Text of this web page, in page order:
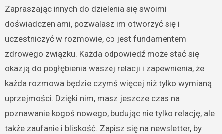
Zapraszając innych do dzielenia się swoimi
doświadczeniami, pozwalasz im otworzyć się i
uczestniczyć w rozmowie, co jest fundamentem
zdrowego związku. Każda odpowiedź może stać się
okazją do pogłębienia waszej relacji i zapewnienia, że
każda rozmowa będzie czymś więcej niż tylko wymianą
uprzejmości. Dzięki nim, masz jeszcze czas na
poznawanie kogoś nowego, budując nie tylko relację, ale
także zaufanie i bliskość. Zapisz się na newsletter, by